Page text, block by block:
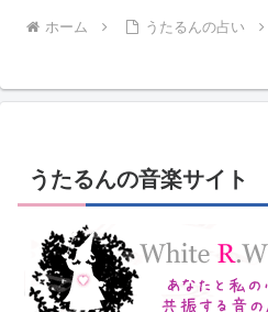
ホーム うたるんの占い
うたるんの音楽サイト